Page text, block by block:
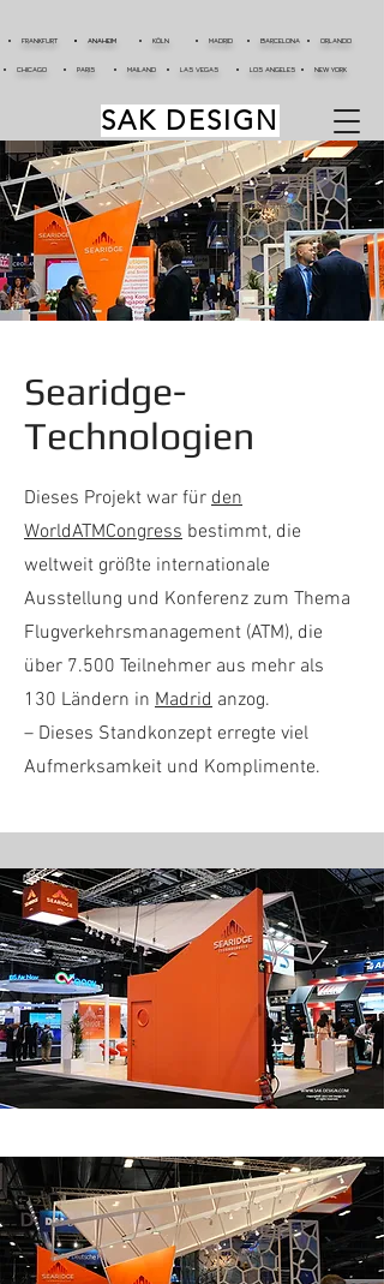
LOS ANGELES NEW YORK
BARCELONA
MAILAND LAS VEGAS
SAK DESIGN
ANAHEIM ORLANDO
CHICAGO
MADRID
FRANKFURT KÖLN
PARIS
Searidge-
Technologien
Dieses Projekt war für den
WorldATMCongress bestimmt, die
weltweit größte internationale
Ausstellung und Konferenz zum Thema
Flugverkehrsmanagement (ATM), die
über 7.500 Teilnehmer aus mehr als
130 Ländern in Madrid anzog.
– Dieses Standkonzept erregte viel
Aufmerksamkeit und Komplimente.